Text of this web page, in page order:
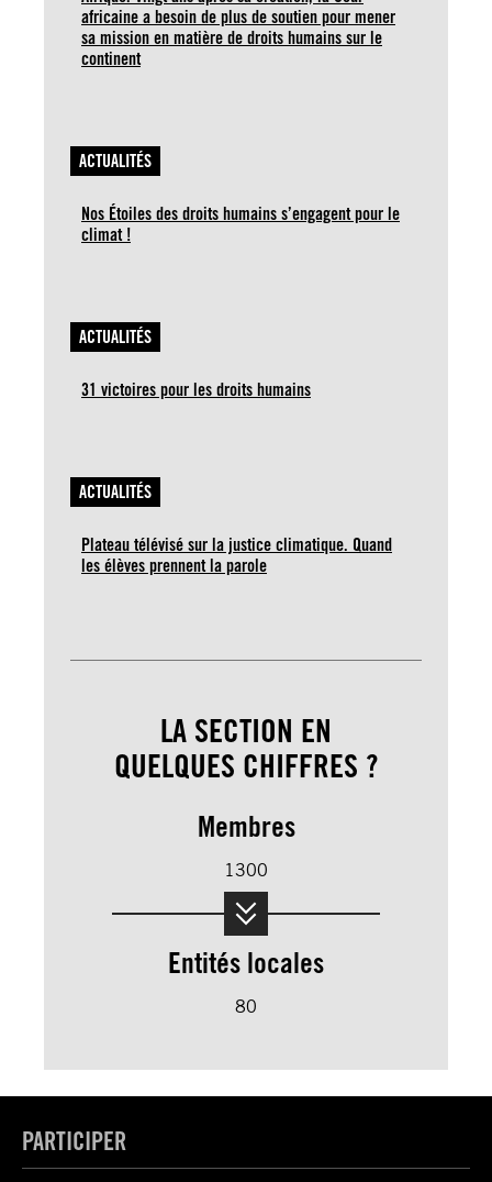
africaine a besoin de plus de soutien pour mener
sa mission en matière de droits humains sur le
continent
ACTUALITÉS
Nos Étoiles des droits humains s’engagent pour le
climat !
ACTUALITÉS
31 victoires pour les droits humains
ACTUALITÉS
Plateau télévisé sur la justice climatique. Quand
les élèves prennent la parole
LA SECTION EN
QUELQUES CHIFFRES ?
Membres
1300
Entités locales
80
PARTICIPER